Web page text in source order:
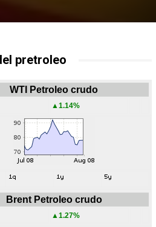
pretroleo
WTI Petroleo crudo
▲1.14%
Brent Petroleo crudo
▲1.27%